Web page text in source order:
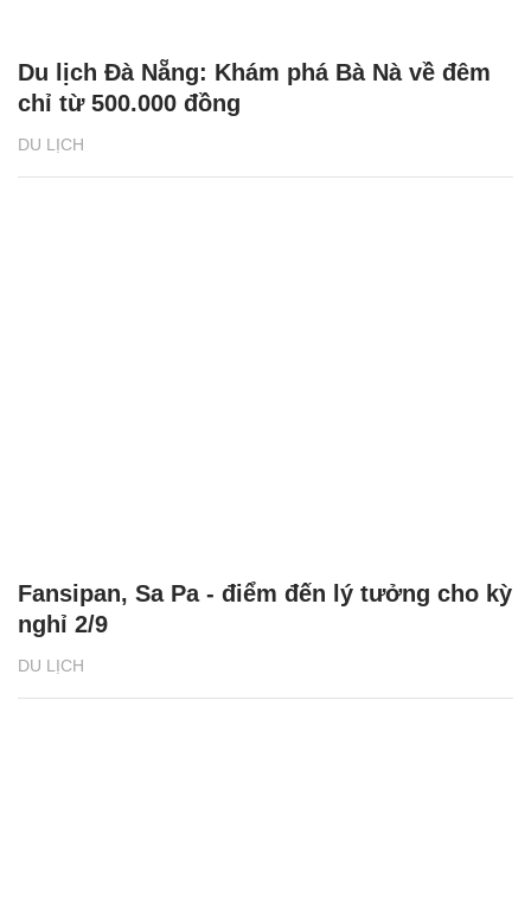
DU LỊCH
Du lịch Đà Nẵng: Khám phá Bà Nà về đêm
chỉ từ 500.000 đồng
DU LỊCH
Fansipan, Sa Pa - điểm đến lý tưởng cho kỳ
nghỉ 2/9